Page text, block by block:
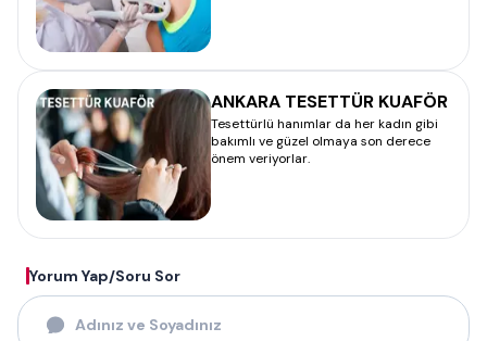
ANKARA TESETTÜR KUAFÖR
Tesettürlü hanımlar da her kadın gibi
bakımlı ve güzel olmaya son derece
önem veriyorlar.
Yorum Yap/Soru Sor